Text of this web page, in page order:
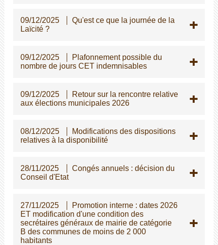
09/12/2025
Qu'est ce que la journée de la
Laïcité ?
09/12/2025
Plafonnement possible du
nombre de jours CET indemnisables
09/12/2025
Retour sur la rencontre relative
aux élections municipales 2026
08/12/2025
Modifications des dispositions
relatives à la disponibilité
28/11/2025
Congés annuels : décision du
Conseil d'Etat
27/11/2025
Promotion interne : dates 2026
ET modification d'une condition des
secrétaires généraux de mairie de catégorie
B des communes de moins de 2 000
habitants